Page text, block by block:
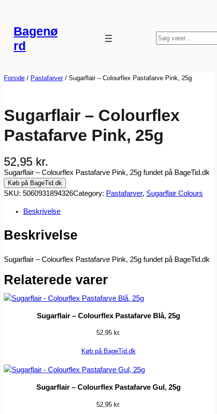
indhold
Bagenø
rd
S
ø
Forside / Pastafarver/ Sugarflair – Colourflex Pastafarve Pink, 25g
Sugarflair – Colourflex
Pastafarve Pink, 25g
52,95 kr.
Sugarflair – Colourflex Pastafarve Pink, 25g fundet på BageTid.dk
Køb på BageTid.dk
SKU: 5060931894326Category: Pastafarver, Sugarflair Colours
Beskrivelse
Beskrivelse
Sugarflair – Colourflex Pastafarve Pink, 25g fundet på BageTid.dk
Relaterede varer
Sugarflair – Colourflex Pastafarve Blå, 25g
52,95 kr.
Køb på BageTid.dk
Sugarflair – Colourflex Pastafarve Gul, 25g
52,95 kr.